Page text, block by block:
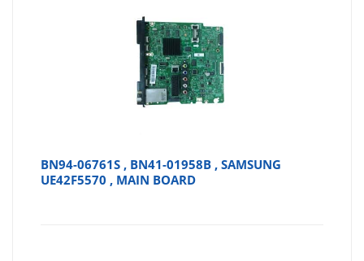
BN94-06761S , BN41-01958B , SAMSUNG
UE42F5570 , MAIN BOARD